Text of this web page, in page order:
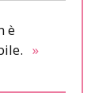
è
»